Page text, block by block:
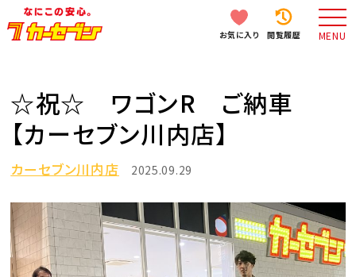
お気に入り 閲覧履歴 MENU
☆祝☆ ワゴンR ご納車
【カーセブン川内店】
カーセブン川内店 2025.09.29